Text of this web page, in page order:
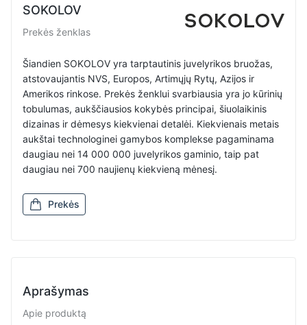
SOKOLOV
Prekės ženklas
Šiandien SOKOLOV yra tarptautinis juvelyrikos bruožas,
atstovaujantis NVS, Europos, Artimųjų Rytų, Azijos ir
Amerikos rinkose. Prekės ženklui svarbiausia yra jo kūrinių
tobulumas, aukščiausios kokybės principai, šiuolaikinis
dizainas ir dėmesys kiekvienai detalėi. Kiekvienais metais
aukštai technologinei gamybos komplekse pagaminama
daugiau nei 14 000 000 juvelyrikos gaminio, taip pat
daugiau nei 700 naujienų kiekvieną mėnesį.
Prekės
Aprašymas
Apie produktą